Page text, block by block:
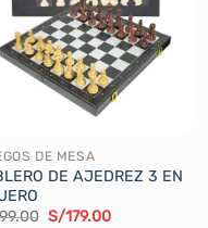
DE MESA
DE AJEDREZ 3 EN
El
S/179.00El